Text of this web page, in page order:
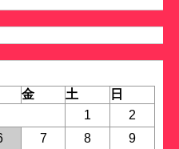
金 土
日
1
2
7 8
9